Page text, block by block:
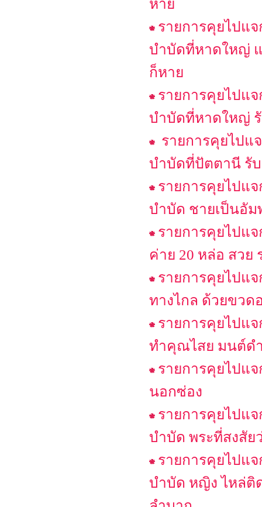
หาย
รายการคุยไปแ
บำบัดที่หาดใหญ่ แ
ก็หาย
รายการคุยไปแ
บำบัดที่หาดใหญ่
รายการคุยไปแ
บำบัดที่ปัตตานี รั
รายการคุยไปแจ
บำบัด ชายเป็นอั
รายการคุยไปแจ
ค่าย 20 หล่อ สวย
รายการคุยไปแจ
ทางไกล ด้วยขว
รายการคุยไปแ
ทำคุณไสย มนต์ดำ
รายการคุยไปแ
นอกซ่อง
รายการคุยไปแ
บำบัด พระที่สงสั
รายการคุยไปแ
บำบัด หญิง ไหล่ติ